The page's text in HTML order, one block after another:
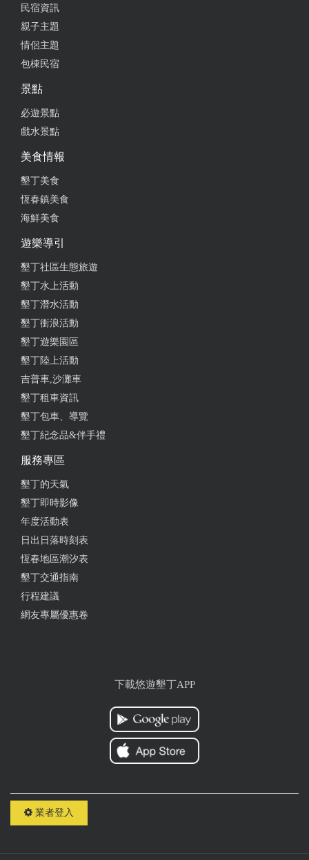
民宿資訊
親子主題
情侶主題
包棟民宿
景點
必遊景點
戲水景點
美食情報
墾丁美食
恆春鎮美食
海鮮美食
遊樂導引
墾丁社區生態旅遊
墾丁水上活動
墾丁潛水活動
墾丁衝浪活動
墾丁遊樂園區
墾丁陸上活動
吉普車,沙灘車
墾丁租車資訊
墾丁包車、導覽
墾丁紀念品&伴手禮
服務專區
墾丁的天氣
墾丁即時影像
年度活動表
日出日落時刻表
恆春地區潮汐表
墾丁交通指南
行程建議
網友專屬優惠卷
下載悠遊墾丁APP
業者登入